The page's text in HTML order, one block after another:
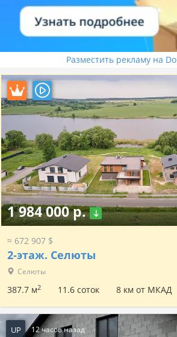
Разместить рекламу на
1 984 000 р.
≈ 672 907 $
2-этаж. Селюты
Селюты
387.7 м2 11.6 соток 8 км от МКАД
UP 12 часов назад